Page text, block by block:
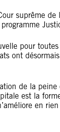
suprême
pour
ont
de la
est la
en